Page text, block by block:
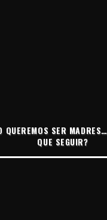
QUEREMOS SER
QUE SEGUIR?